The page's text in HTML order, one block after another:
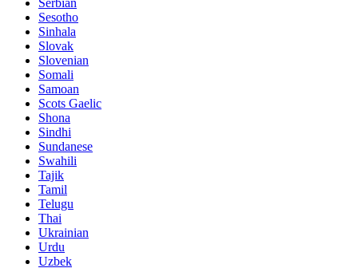
Sesotho
Sinhala
Slovak
Slovenian
Somali
Samoan
Scots Gaelic
Shona
Sindhi
Sundanese
Swahili
Tajik
Tamil
Telugu
Thai
Ukrainian
Urdu
Uzbek